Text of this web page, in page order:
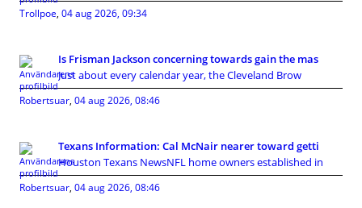
Trollpoe, 04 aug 2026, 09:34
Is Frisman Jackson concerning towards gain the mas
Just about every calendar year, the Cleveland Brow
Robertsuar, 04 aug 2026, 08:46
Texans Information: Cal McNair nearer toward getti
Houston Texans NewsNFL home owners established in
Robertsuar, 04 aug 2026, 08:46